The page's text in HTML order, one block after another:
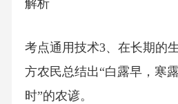
解析
考点通用技术3、在长期的
方农民总结出“白露早，寒
时”的农谚。